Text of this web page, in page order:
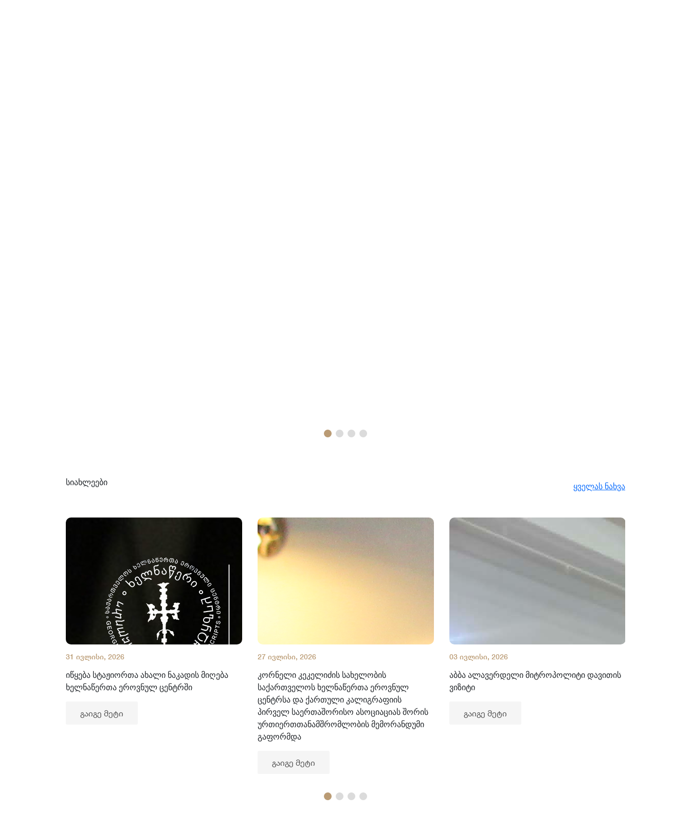
სიახლეები ყველას ნახვა
31 ივლისი, 2026
იწყება სტაჟიორთა ახალი ნაკადის მიღება
ხელნაწერთა ეროვნულ ცენტრში
გაიგე მეტი
27 ივლისი, 2026
კორნელი კეკელიძის სახელობის
საქართველოს ხელნაწერთა ეროვნულ
ცენტრსა და ქართული კალიგრაფიის
პირველ საერთაშორისო ასოციაციას შორის
ურთიერთთანამშრომლობის მემორანდუმი
გაფორმდა
გაიგე მეტი
03 ივლისი, 2026
აბბა ალავერდელი მიტროპოლიტი დავითის
ვიზიტი
გაიგე მეტი